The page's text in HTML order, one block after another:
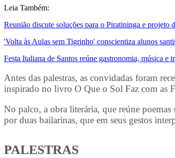
Leia Também:
Reunião discute soluções para o Piratininga e projeto
'Volta às Aulas sem Tigrinho' conscientiza alunos
Festa Italiana de Santos reúne gastronomia, música e
Antes das palestras, as convidadas foram
inspirado no livro O Que o Sol Faz com as
No palco, a obra literária, que reúne
por duas bailarinas, que em seus gestos
PALESTRAS